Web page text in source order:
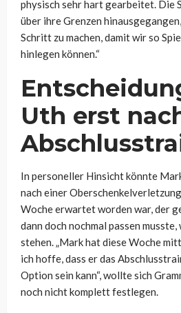
physisch sehr hart gearbeitet. Die
über ihre Grenzen
Schritt zu machen, damit wir so
hinlegen können.“
Uth erst
In personeller Hinsicht könnte
nach einer
Woche erwartet worden war, der
dann doch nochmal passen
stehen. „Markhat diese Woche
ich hoffe, dass er das
Option sein kann“, wollte sich
noch nicht komplett festlegen.